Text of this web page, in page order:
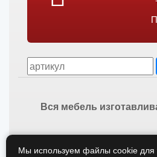
Вся мебель
Мы используем файлы cookie для